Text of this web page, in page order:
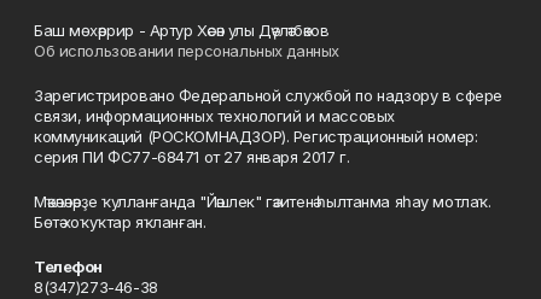
Баш мөхәррир - Артур Хәсән улы Дәүләтбәков
Об использовании персональных данных
Зарегистрировано Федеральной службой по надзору в сфере
связи, информационных технологий и массовых
коммуникаций (РОСКОМНАДЗОР). Регистрационный номер:
серия ПИ ФС77-68471 от 27 января 2017 г.
Мәҡәләләрҙе ҡулланғанда "Йәшлек" гәзитенә һылтанма яһау мотлаҡ.
Бөтә хоҡуҡтар яҡланған.
Телефон
8(347)273-46-38